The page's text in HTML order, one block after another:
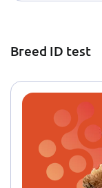
Breed ID test